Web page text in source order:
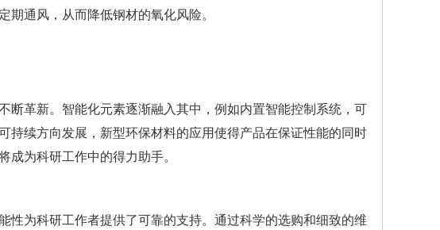
通风，从而降低钢材的氧化风险。
革新。智能化元素逐渐融入其中，例如内置智能控制系统，可
续方向发展，新型环保材料的应用使得产品在保证性能的同时
为科研工作中的得力助手。
为科研工作者提供了可靠的支持。通过科学的选购和细致的维